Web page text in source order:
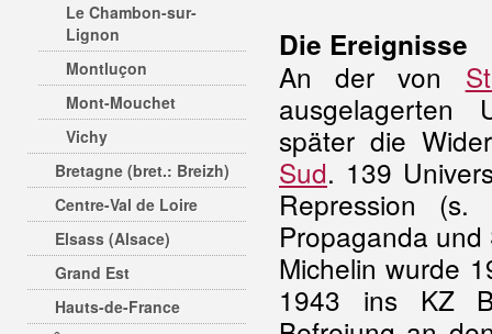
Le Chambon-sur-
Lignon
Montluçon
Mont-Mouchet
Vichy
Bretagne (bret.: Breizh)
Centre-Val de Loire
Elsass (Alsace)
Grand Est
Hauts-de-France
Die Ereignisse
An der von
ausgelagerten
später die
Sud. 139
Repression
Propaganda
Michelin wurde
1943 ins KZ